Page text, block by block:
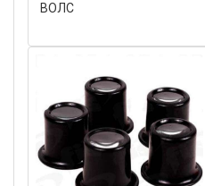
ВОЛС